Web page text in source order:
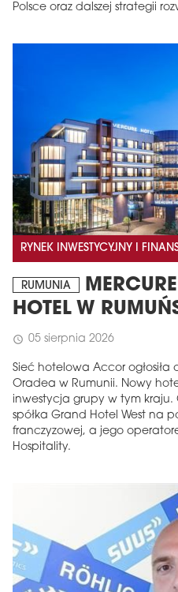
Polsce oraz dalszej strategii
RYNEK INWESTYCYJNY I
RUMUNIA
HOTEL W
schedule 05 sierpnia 2026
Sieć hotelowa Accor
Oradea w Rumunii. Nowy
inwestycja grupy w tym
spółka Grand Hotel West na
franczyzowej, a jego
Hospitality.